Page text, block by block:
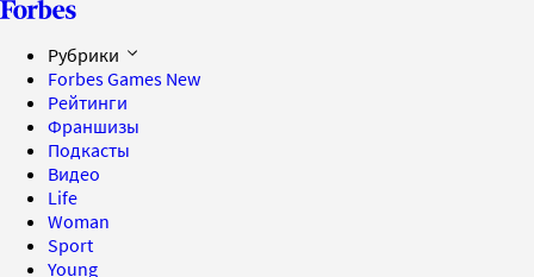
Рубрики
Forbes Games New
Рейтинги
Франшизы
Подкасты
Видео
Life
Woman
Sport
Young